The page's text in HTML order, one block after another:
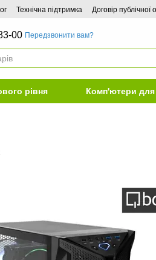
Технічна підтримка Договір публічної
00 Передзвонити вам?
рівня Комп'ютери для